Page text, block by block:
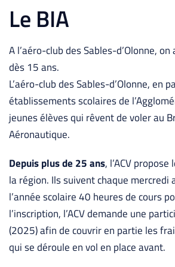
Le BIA
A l’aéro-club des Sables-d’Olonne,
dès 15 ans.
L’aéro-club des Sables-d’Olonne, en
établissements scolaires de
jeunes élèves qui rêvent de voler au
Aéronautique.
Depuis plus de 25 ans, l’ACV
la région. Ils suivent chaque mercredi
l’année scolaire 40 heures de cours
l’inscription, l’ACV demande une
(2025) afin de couvrir en partie les
qui se déroule en vol en place avant.